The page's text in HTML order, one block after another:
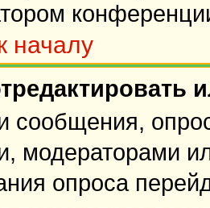
началу
сообщения,
модераторами
опроса